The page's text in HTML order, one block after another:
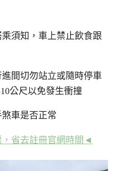
須知，車上禁止飲食跟
間切勿站立或隨時停車
公尺以免發生衝撞
車是否正常
省去註冊官網時間◄